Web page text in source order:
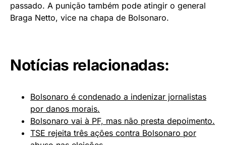
passado. A punição também pode atingir o general
Braga Netto, vice na chapa de Bolsonaro.
Notícias relacionadas:
Bolsonaro é condenado a indenizar jornalistas
por danos morais.
Bolsonaro vai à PF, mas não presta depoimento.
TSE rejeita três ações contra Bolsonaro por